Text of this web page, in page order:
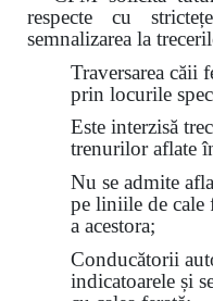
respecte cu
semnalizarea la
Traversarea căii
prin locurile
Este interzisă
trenurilor aflate
Nu se admite
pe liniile de cale
a acestora;
Conducătorii
indicatoarele și